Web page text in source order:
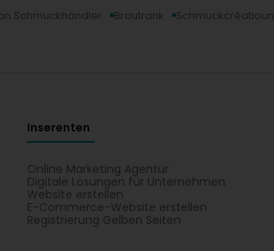
Schmuckhändler Brautrank Schmuckcréatioun
Inserenten
Online Marketing Agentur
Digitale Lösungen für Unternehmen
Website erstellen
E-Commerce-Website erstellen
Registrierung Gelben Seiten